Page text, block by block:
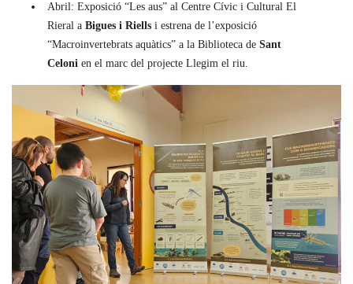
Abril: Exposició “Les aus” al Centre Cívic i Cultural El
Rieral a Bigues i Riells i estrena de l’exposició
“Macroinvertebrats aquàtics” a la Biblioteca de Sant
Celoni en el marc del projecte Llegim el riu.